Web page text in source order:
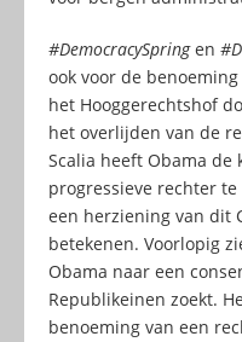
#DemocracySpringen
ook voor de
het Hooggerechtshof
het overlijden van de
Scalia heeft Obama de
progressieve rechter
een herziening van dit
betekenen. Voorlopig
Obama naar een
Republikeinen zoekt.
benoeming van een